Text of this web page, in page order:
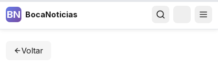
BN BocaNoticias
Voltar